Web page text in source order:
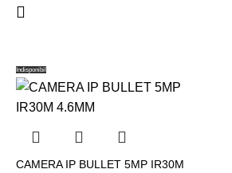
Indisponibil
CAMERA IP BULLET 5MP IR30M